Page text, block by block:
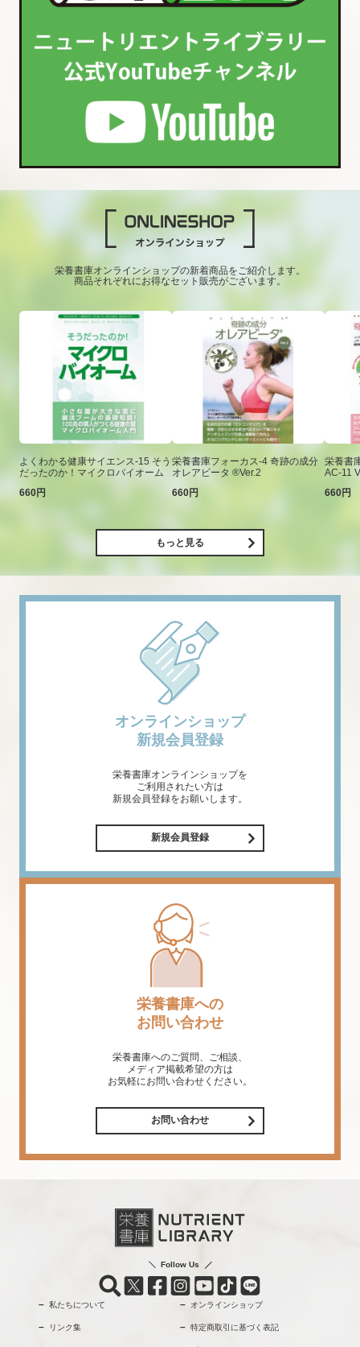
栄養書庫オンラインショップの新着商品をご紹介します。
商品それぞれにお得なセット販売がございます。
よくわかる健康サイエンス-15 そう
だったのか！マイクロバイオーム
660円
栄養書庫フォーカス-4 奇跡の成分
オレアビータ ®Ver.2
660円
栄養書
AC-11
660円
もっと見る
オンラインショップ
新規会員登録
栄養書庫オンラインショップを
ご利用されたい方は
新規会員登録をお願いします。
新規会員登録
栄養書庫への
お問い合わせ
栄養書庫へのご質問、ご相談、
メディア掲載希望の方は
お気軽にお問い合わせください。
お問い合わせ
Follow Us
私たちについて オンラインショップ
リンク集 特定商取引に基づく表記